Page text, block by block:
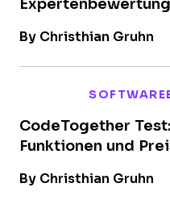
By Christhian Gruhn
CodeTogether
Funktionen und
By Christhian Gruhn